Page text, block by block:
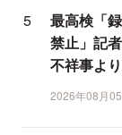
最高検「
禁止」記
不祥事よ
2026年08月